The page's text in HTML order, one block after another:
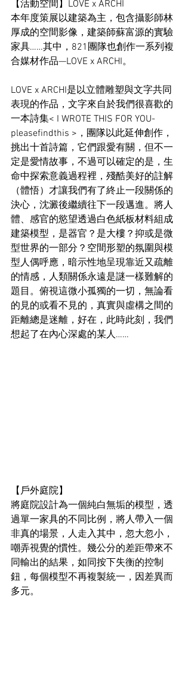
【活動空間】LOVE x ARCHI
本年度策展以建築為主，包含攝影師林
厚成的空間影像，建築師蘇富源的實驗
家具……其中，821團隊也創作一系列複
合媒材作品—LOVE x ARCHI。
LOVE x ARCHI是以立體雕塑與文字共同
表現的作品，文字來自於我們很喜歡的
一本詩集< I WROTE THIS FOR YOU-
pleasefindthis >，團隊以此延伸創作，
挑出十首詩篇，它們跟愛有關，但不一
定是愛情故事，不過可以確定的是，生
命中探索意義過程裡，殘酷美好的註解
（體悟）才讓我們有了終止一段關係的
決心，沈澱後繼續往下一段邁進。將人
體、感官的慾望透過白色紙板材料組成
建築模型，是器官？是大樓？抑或是微
型世界的一部分？空間形塑的氛圍與模
型人偶呼應，暗示性地呈現靠近又疏離
的情感，人類關係永遠是謎一樣難解的
題目。俯視這微小孤獨的一切，無論看
的見的或看不見的，真實與虛構之間的
距離總是迷離，好在，此時此刻，我們
想起了在內心深處的某人……
【戶外庭院】
將庭院設計為一個純白無垢的模型，透
過單一家具的不同比例，將人帶入一個
非真的場景，人走入其中，忽大忽小，
嘲弄視覺的慣性。幾公分的差距帶來不
同輸出的結果，如同按下失衡的控制
鈕，每個模型不再複製統一，因差異而
多元。